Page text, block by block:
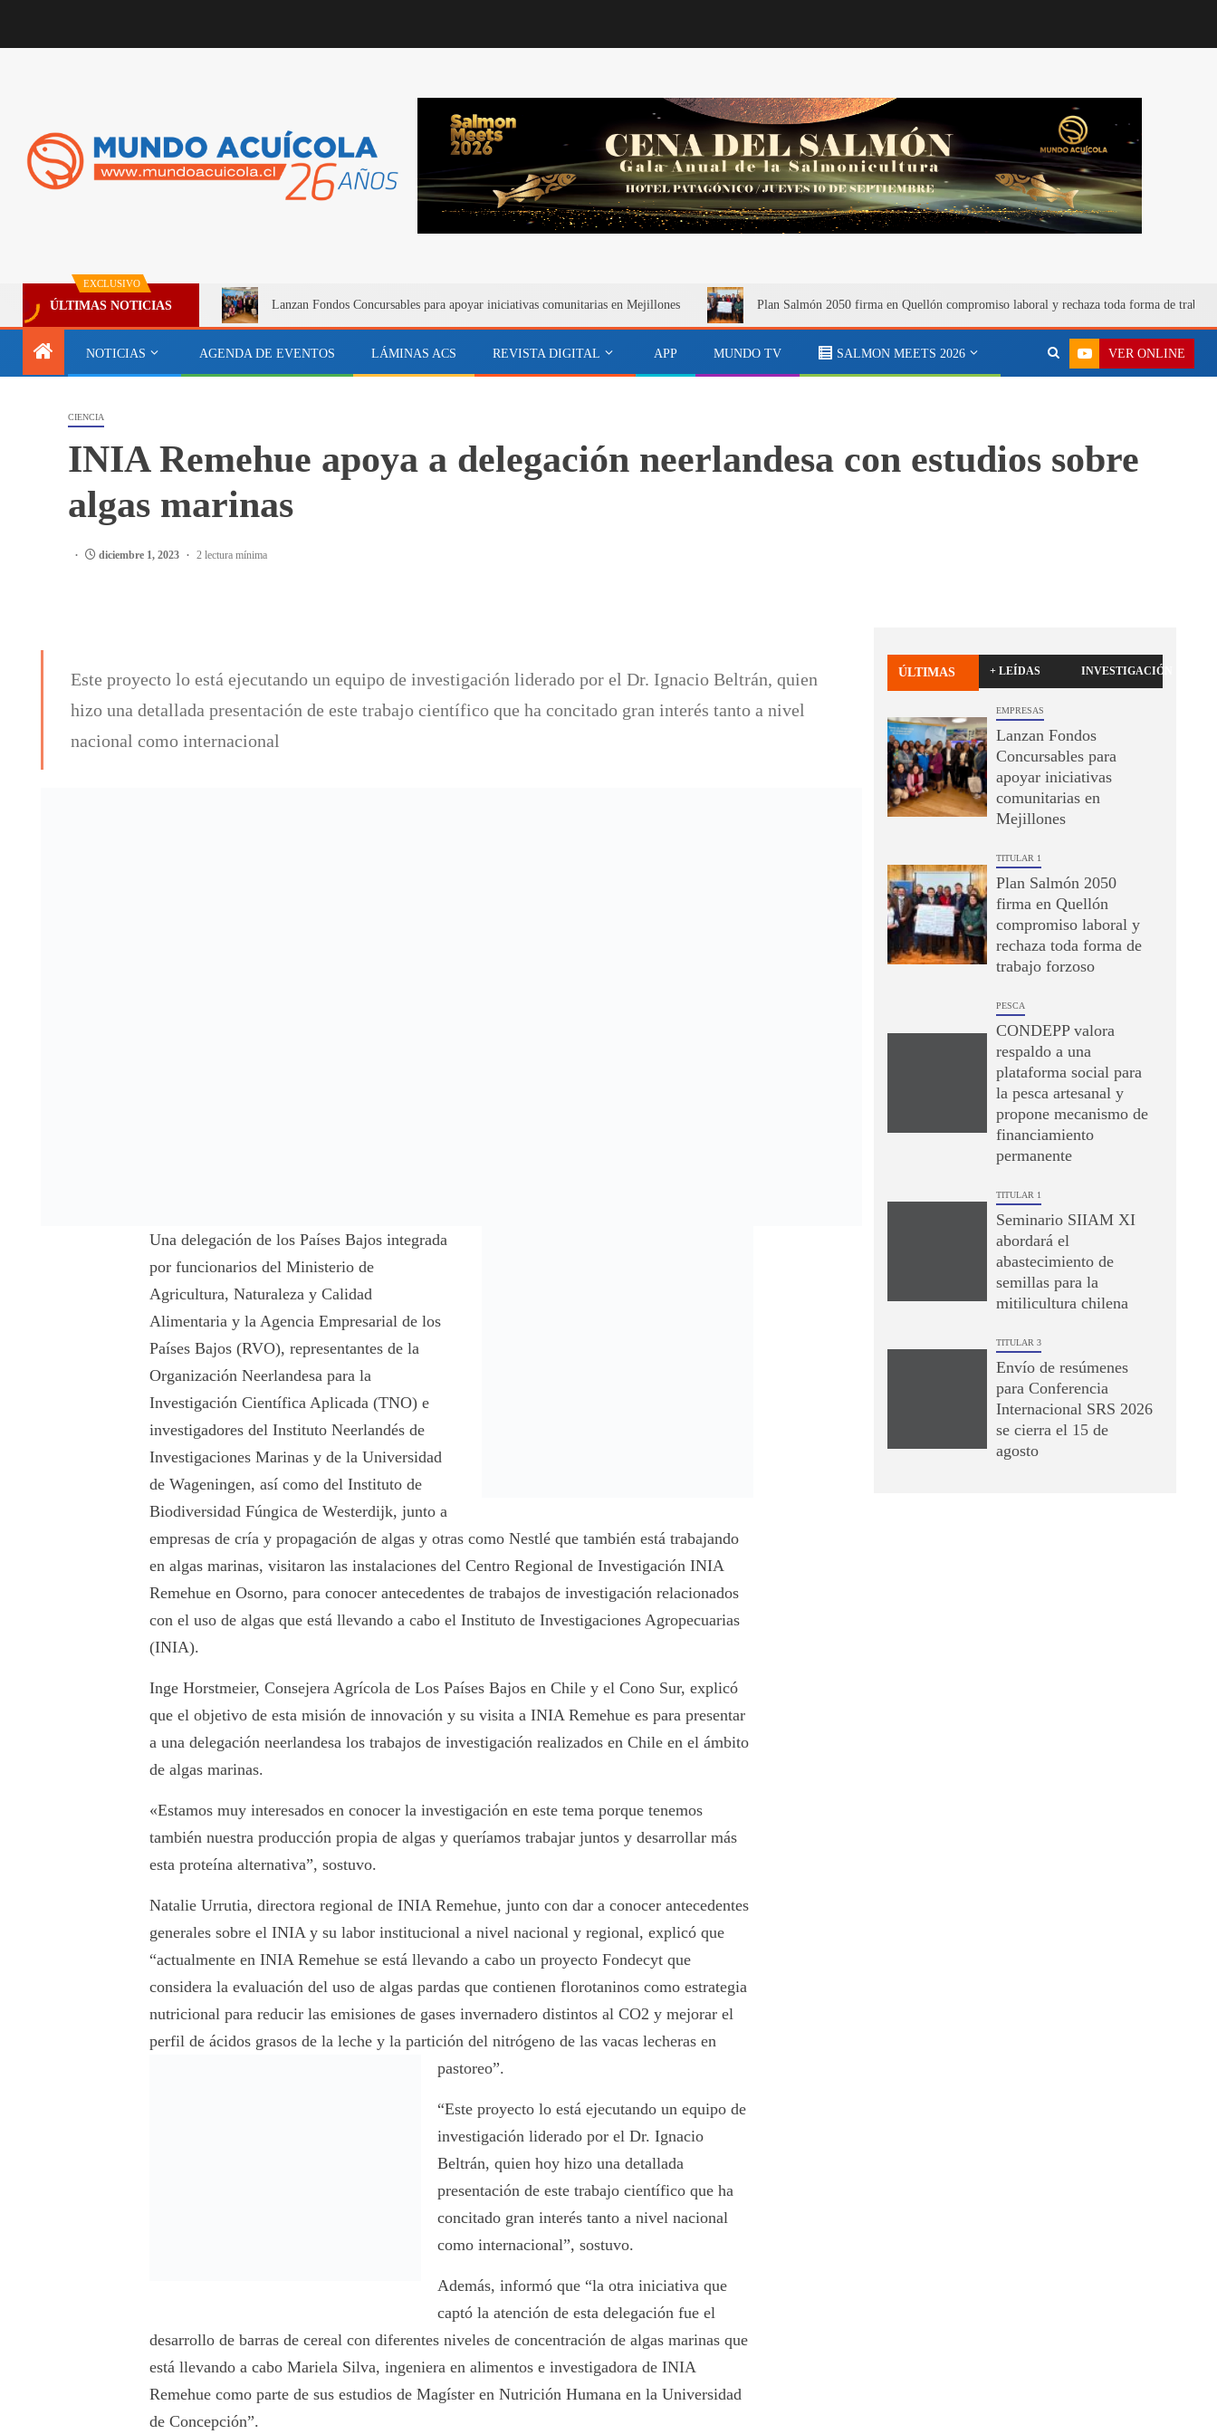
EXCLUSIVO
ÚLTIMAS NOTICIAS Lanzan Fondos Concursables para apoyar iniciativas comunitarias en Mejillones Plan Salmón 2050 firma en Quellón compromiso laboral y rechaza toda forma de
NOTICIAS AGENDA DE EVENTOS LÁMINAS ACS REVISTA DIGITAL APP MUNDO TV SALMON MEETS 2026 VER ONLINE
CIENCIA
INIA Remehue apoya a delegación neerlandesa con estudios sobre
algas marinas
diciembre 1, 2023 2 lectura mínima
Este proyecto lo está ejecutando un equipo de investigación liderado por el Dr. Ignacio Beltrán, quien
hizo una detallada presentación de este trabajo científico que ha concitado gran interés tanto a nivel
nacional como internacional
Una delegación de los Países Bajos integrada
por funcionarios del Ministerio de
Agricultura, Naturaleza y Calidad
Alimentaria y la Agencia Empresarial de los
Países Bajos (RVO), representantes de la
Organización Neerlandesa para la
Investigación Científica Aplicada (TNO) e
investigadores del Instituto Neerlandés de
Investigaciones Marinas y de la Universidad
de Wageningen, así como del Instituto de
Biodiversidad Fúngica de Westerdijk, junto a
empresas de cría y propagación de algas y otras como Nestlé que también está trabajando
en algas marinas, visitaron las instalaciones del Centro Regional de Investigación INIA
Remehue en Osorno, para conocer antecedentes de trabajos de investigación relacionados
con el uso de algas que está llevando a cabo el Instituto de Investigaciones Agropecuarias
(INIA).
Inge Horstmeier, Consejera Agrícola de Los Países Bajos en Chile y el Cono Sur, explicó
que el objetivo de esta misión de innovación y su visita a INIA Remehue es para presentar
a una delegación neerlandesa los trabajos de investigación realizados en Chile en el ámbito
de algas marinas.
«Estamos muy interesados en conocer la investigación en este tema porque tenemos
también nuestra producción propia de algas y queríamos trabajar juntos y desarrollar más
esta proteína alternativa”, sostuvo.
Natalie Urrutia, directora regional de INIA Remehue, junto con dar a conocer antecedentes
generales sobre el INIA y su labor institucional a nivel nacional y regional, explicó que
“actualmente en INIA Remehue se está llevando a cabo un proyecto Fondecyt que
considera la evaluación del uso de algas pardas que contienen florotaninos como estrategia
nutricional para reducir las emisiones de gases invernadero distintos al CO2 y mejorar el
perfil de ácidos grasos de la leche y la partición del nitrógeno de lasvacas lecheras en
pastoreo”.
“Este proyecto lo está ejecutando un equipo de
investigación liderado por el Dr. Ignacio
Beltrán, quien hoy hizo una detallada
presentación de este trabajo científico que ha
concitado gran interés tanto a nivel nacional
como internacional”, sostuvo.
Además, informó que “la otra iniciativa que
captó la atención de esta delegación fue el
desarrollo de barras de cereal con diferentes niveles de concentración de algas marinas que
está llevando a cabo Mariela Silva, ingeniera en alimentos e investigadora de INIA
Remehue como parte de sus estudios de Magíster en Nutrición Humana en la Universidad
de Concepción”.
ÚLTIMAS + LEÍDAS INVESTIGACIÓN
EMPRESAS
Lanzan Fondos
Concursables para
apoyar iniciativas
comunitarias en
Mejillones
TITULAR 1
Plan Salmón 2050
firma en Quellón
compromiso laboral y
rechaza toda forma de
trabajo forzoso
PESCA
CONDEPP valora
respaldo a una
plataforma social para
la pesca artesanal y
propone mecanismo de
financiamiento
permanente
TITULAR 1
Seminario SIIAM XI
abordará el
abastecimiento de
semillas para la
mitilicultura chilena
TITULAR 3
Envío de resúmenes
para Conferencia
Internacional SRS 2026
se cierra el 15 de
agosto